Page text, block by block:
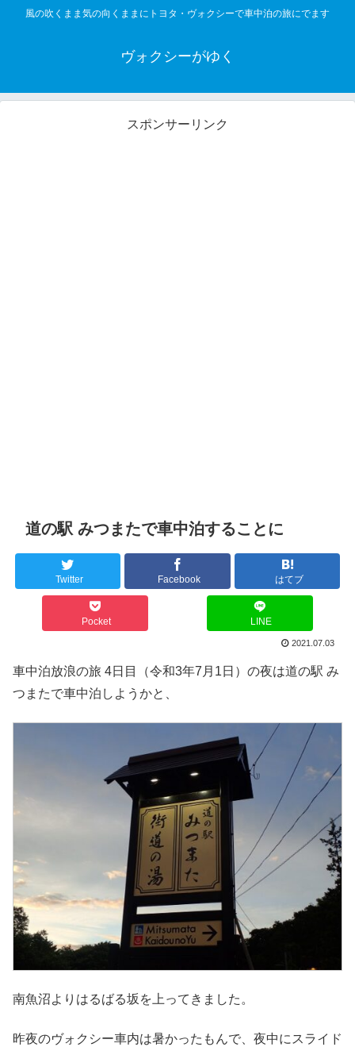
風の吹くまま気の向くままにトヨタ・ヴォクシーで車中泊の旅にでます
ヴォクシーがゆく
スポンサーリンク
道の駅 みつまたで車中泊することに
Twitter Facebook はてブ
Pocket LINE
2021.07.03
車中泊放浪の旅 4日目（令和3年7月1日）の夜は道の駅 み
つまたで車中泊しようかと、
南魚沼よりはるばる坂を上ってきました。
昨夜のヴォクシー車内は暑かったもんで、夜中にスライド